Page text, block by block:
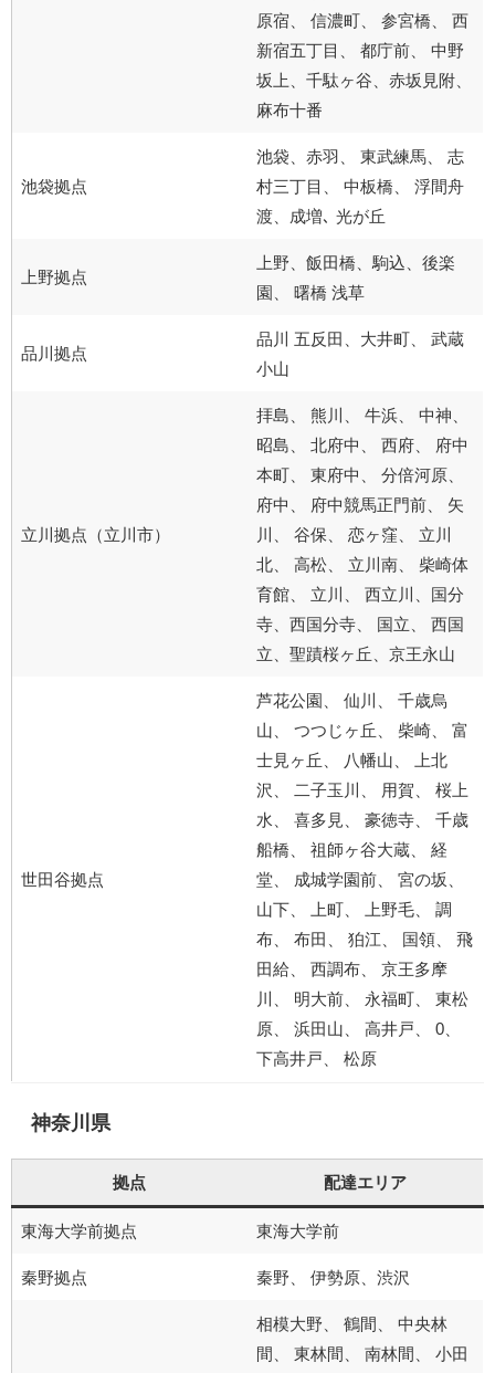
原宿、 信濃町、 参宮橋、 西
新宿五丁目、 都庁前、 中野
坂上、千駄ヶ谷、赤坂見附、
麻布十番
池袋拠点
池袋、赤羽、 東武練馬、 志
村三丁目、 中板橋、 浮間舟
渡、成増､ 光が丘
上野拠点
上野、飯田橋、駒込、後楽
園、 曙橋 浅草
品川拠点
品川 五反田、大井町、 武蔵
小山
立川拠点（立川市）
拝島、 熊川、 牛浜、 中神、
昭島、 北府中、 西府、 府中
本町、 東府中、 分倍河原、
府中、 府中競馬正門前、 矢
川、 谷保、 恋ヶ窪、 立川
北、 高松、 立川南、 柴崎体
育館、 立川、 西立川、国分
寺、西国分寺、 国立、 西国
立、聖蹟桜ヶ丘、京王永山
世田谷拠点
芦花公園、 仙川、 千歳烏
山、 つつじヶ丘、 柴崎、 富
士見ヶ丘、 八幡山、 上北
沢、 二子玉川、 用賀、 桜上
水、 喜多見、 豪徳寺、 千歳
船橋、 祖師ヶ谷大蔵、 経
堂、 成城学園前、 宮の坂、
山下、 上町、 上野毛、 調
布、 布田、 狛江、 国領、 飛
田給、 西調布、 京王多摩
川、 明大前、 永福町、 東松
原、 浜田山、 高井戸、 0、
下高井戸、 松原
神奈川県
拠点 配達エリア
東海大学前拠点 東海大学前
秦野拠点 秦野、 伊勢原、渋沢
相模大野、 鶴間、 中央林
間、 東林間、 南林間、 小田